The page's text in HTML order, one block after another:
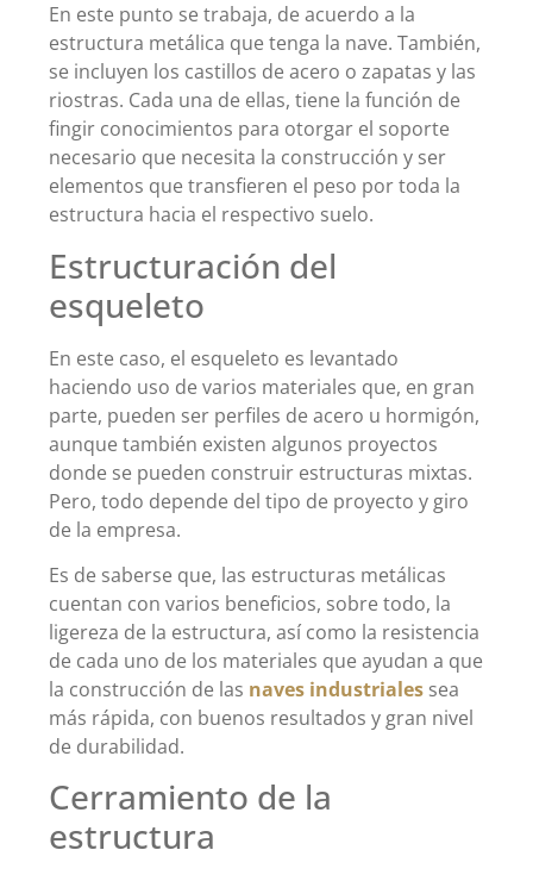
En este punto se trabaja, de acuerdo a la
estructura metálica que tenga la nave. También,
se incluyen los castillos de acero o zapatas y las
riostras. Cada una de ellas, tiene la función de
fingir conocimientos para otorgar el soporte
necesario que necesita la construcción y ser
elementos que transfieren el peso por toda la
estructura hacia el respectivo suelo.
Estructuración del
esqueleto
En este caso, el esqueleto es levantado
haciendo uso de varios materiales que, en gran
parte, pueden ser perfiles de acero u hormigón,
aunque también existen algunos proyectos
donde se pueden construir estructuras mixtas.
Pero, todo depende del tipo de proyecto y giro
de la empresa.
Es de saberse que, las estructuras metálicas
cuentan con varios beneficios, sobre todo, la
ligereza de la estructura, así como la resistencia
de cada uno de los materiales que ayudan a que
la construcción de las naves industriales sea
más rápida, con buenos resultados y gran nivel
de durabilidad.
Cerramiento de la
estructura